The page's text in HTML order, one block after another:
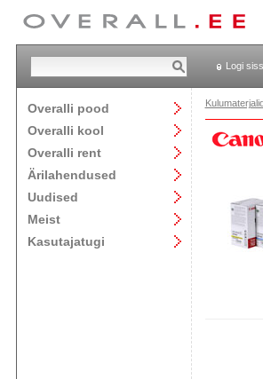
Logi
Overalli pood
Overalli kool
Overalli rent
Ärilahendused
Uudised
Meist
Kasutajatugi